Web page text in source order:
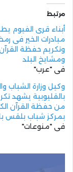
مرتبط
أبناء قرى الفيوم
مبادرات الخير فى
وتكريم حفظة
ومشايخ البلد
في "عرب"
وكيل وزارة الشباب
من حفظة القرآن
بمركز شباب بلقس
في "منوعات"